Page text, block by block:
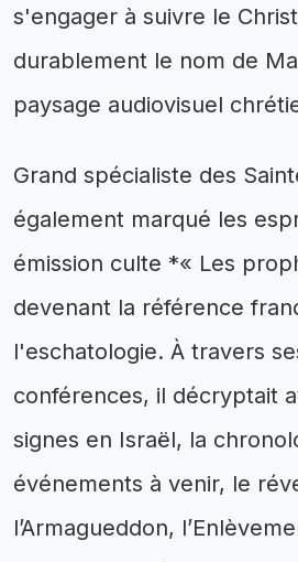
s'engager à suivre le
durablement le nom de
paysage audiovisuel
Grand spécialiste des
également marqué les
émission culte *« Les
devenant la référence
l'eschatologie. À travers
conférences, il décryptait
signes en Israël, la
événements à venir, le
l’Armagueddon,